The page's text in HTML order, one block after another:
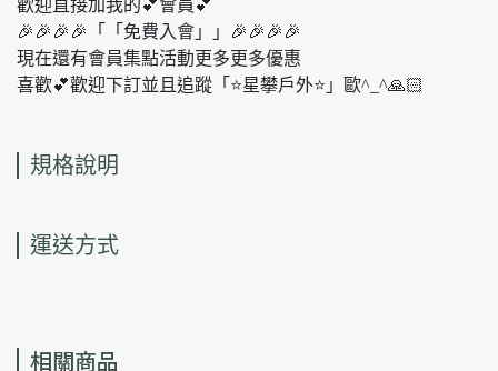
歡迎直接加我的💕會員💕
🎉🎉🎉🎉「「免費入會」」🎉🎉🎉🎉
現在還有會員集點活動更多更多優惠
喜歡💕歡迎下訂並且追蹤「⭐️星攀戶外⭐️」歐^_^🙏🏻
規格說明
運送方式
相關商品